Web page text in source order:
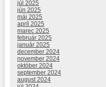
júl 2025
jún 2025
máj 2025
apríl 2025
marec 2025
február 2025
január 2025
december 2024
november 2024
október 2024
september 2024
august 2024